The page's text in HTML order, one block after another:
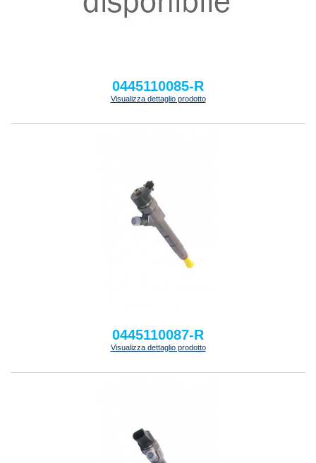
0445110085-R
Visualizza dettaglio prodotto
0445110087-R
Visualizza dettaglio prodotto